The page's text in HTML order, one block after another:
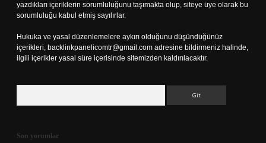
yazdıkları içeriklerin sorumluluğunu taşımakta olup, siteye üye olarak bu
sorumluluğu kabul etmiş sayılırlar.
Hukuka ve yasal düzenlemelere aykırı olduğunu düşündüğünüz
içerikleri, backlinkpanelicomtr@gmail.com adresine bildirmeniz halinde,
ilgili içerikler yasal süre içerisinde sitemizden kaldırılacaktır.
Son yorumlar